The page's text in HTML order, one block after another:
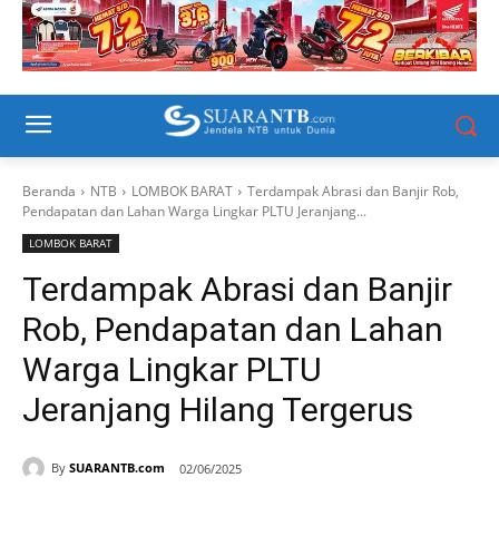
Beranda NTB LOMBOK BARAT
Terdampak Abrasi dan Banjir Rob,
Pendapatan dan Lahan Warga Lingkar PLTU Jeranjang...
LOMBOK BARAT
Terdampak Abrasi dan Banjir
Rob, Pendapatan dan Lahan
Warga Lingkar PLTU
Jeranjang Hilang Tergerus
By SUARANTB.com 02/06/2025